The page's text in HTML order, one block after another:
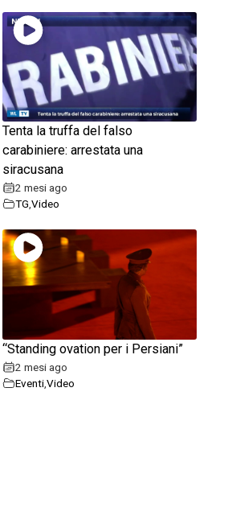
Tenta la truffa del falso
carabiniere: arrestata una
siracusana
2 mesi ago
TG Video
“Standing ovation per i Persiani”
2 mesi ago
Eventi,Video